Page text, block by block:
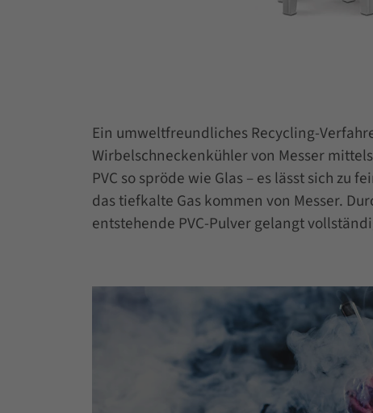
Ein umweltfreundliches Recycling-
Wirbelschneckenkühler von Messer
PVC so spröde wie Glas – es lässt sich
das tiefkalte Gas kommen von Messer.
entstehende PVC-Pulver gelangt